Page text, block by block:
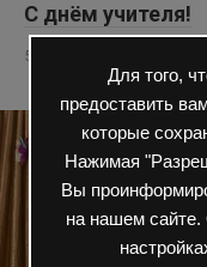
Для того,
предоставить
которые
Нажимая
Вы
на нашем
С днём учителя!
5 Окт 2022